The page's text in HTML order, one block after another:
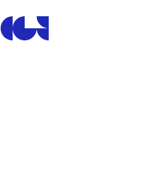
Centre de la Gravure et